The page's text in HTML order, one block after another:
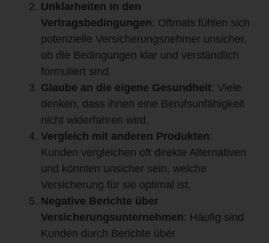
Unklarheiten in den
Vertragsbedingungen: Oftmals fühlen sich
potenzielle Versicherungsnehmer unsicher,
ob die Bedingungen klar und verständlich
formuliert sind.
Glaube an die eigene Gesundheit: Viele
denken, dass ihnen eine Berufsunfähigkeit
nicht widerfahren wird.
Vergleich mit anderen Produkten:
Kunden vergleichen oft direkte Alternativen
und könnten unsicher sein, welche
Versicherung für sie optimal ist.
Negative Berichte über
Versicherungsunternehmen: Häufig sind
Kunden durch Berichte über